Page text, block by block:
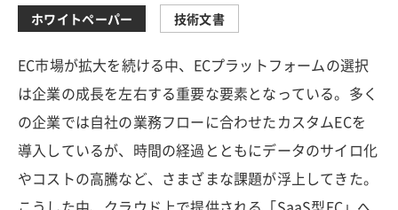
ホワイトペーパー 技術文書
EC市場が拡大を続ける中、ECプラットフォームの選択
は企業の成長を左右する重要な要素となっている。多く
の企業では自社の業務フローに合わせたカスタムECを
導入しているが、時間の経過とともにデータのサイロ化
やコストの高騰など、さまざまな課題が浮上してきた。